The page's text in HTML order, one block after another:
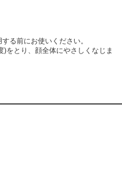
る前にお使いください。
をとり、顔全体にやさしくなじま